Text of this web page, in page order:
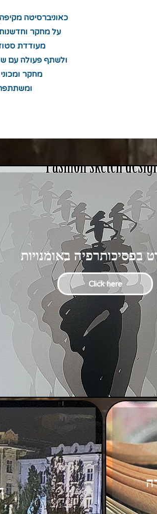
כאוניברסיטה
על מחקר
מעודדת
ולשתף פעולה עם
מחקר
בפסיכותרפיה באומנויות
Click here